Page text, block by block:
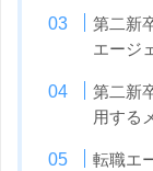
第二新
エージ
第二新
用する
転職エ